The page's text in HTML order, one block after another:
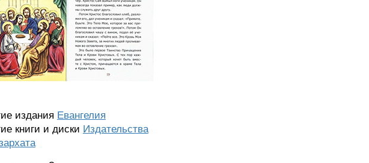
издания Евангелия
книги и диски Издательства